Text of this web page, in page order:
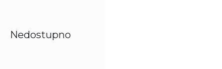
Nedostupno